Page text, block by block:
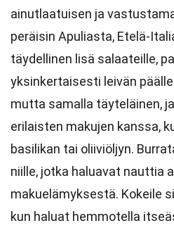
ainutlaatuisen ja
peräisin Apuliasta, Etelä-
täydellinen lisä salaateille,
yksinkertaisesti leivän
mutta samalla täyteläinen,
erilaisten makujen kanssa,
basilikan tai oliiviöljyn.
niille, jotka haluavat nauttia
makuelämyksestä. Kokeile
kun haluat hemmotella